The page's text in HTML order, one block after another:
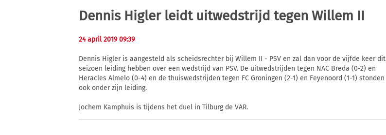
Dennis Higler leidt uitwedstrijd tegen Willem II
24 april 2019 09:39
Dennis Higler is aangesteld als scheidsrechter bij Willem II - PSV en zal dan voor de vijfde keer dit
seizoen leiding hebben over een wedstrijd van PSV. De uitwedstrijden tegen NAC Breda (0-2) en
Heracles Almelo (0-4) en de thuiswedstrijden tegen FC Groningen (2-1) en Feyenoord (1-1) stonden
ook onder zijn leiding.
Jochem Kamphuis is tijdens het duel in Tilburg de VAR.